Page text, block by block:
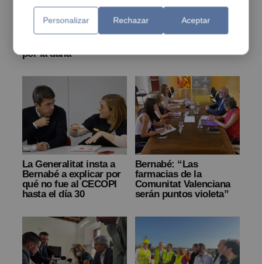
directas para los
agricultores y
por la dana
municipio
La Generalitat insta a
Bernabé a explicar por
qué no fue al CECOPI
hasta el día 30
Bernabé: “Las
farmacias de la
Comunitat Valenciana
serán puntos violeta”
Personalizar Rechazar Aceptar